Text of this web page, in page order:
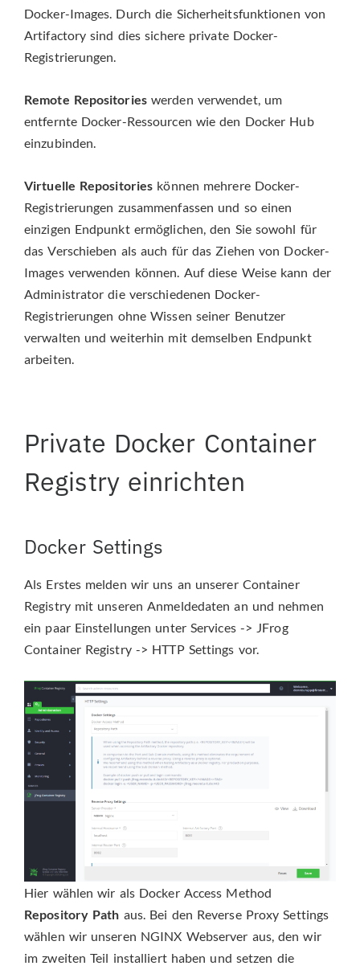
Docker-Images. Durch die Sicherheitsfunktionen von
Artifactory sind dies sichere private Docker-
Registrierungen.
Remote Repositorieswerden verwendet, um
entfernte Docker-Ressourcen wie den Docker Hub
einzubinden.
Virtuelle Repositories können mehrere Docker-
Registrierungen zusammenfassen und so einen
einzigen Endpunkt ermöglichen, den Sie sowohl für
das Verschieben als auch für das Ziehen von Docker-
Images verwenden können. Auf diese Weise kann der
Administrator die verschiedenen Docker-
Registrierungen ohne Wissen seiner Benutzer
verwalten und weiterhin mit demselben Endpunkt
arbeiten.
Private Docker Container
Registry einrichten
Docker Settings
Als Erstes melden wir uns an unserer Container
Registry mit unseren Anmeldedaten an und nehmen
ein paar Einstellungen unter Services -> JFrog
Container Registry -> HTTP Settings vor.
Hier wählen wir als Docker Access Method
Repository Path aus. Bei den Reverse Proxy Settings
wählen wir unseren NGINX Webserver aus, den wir
im zweiten Teil installiert haben und setzen die